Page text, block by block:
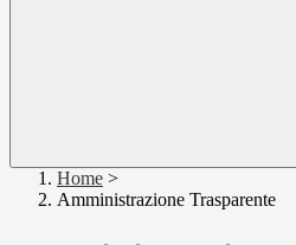
Home >
Amministrazione Trasparente